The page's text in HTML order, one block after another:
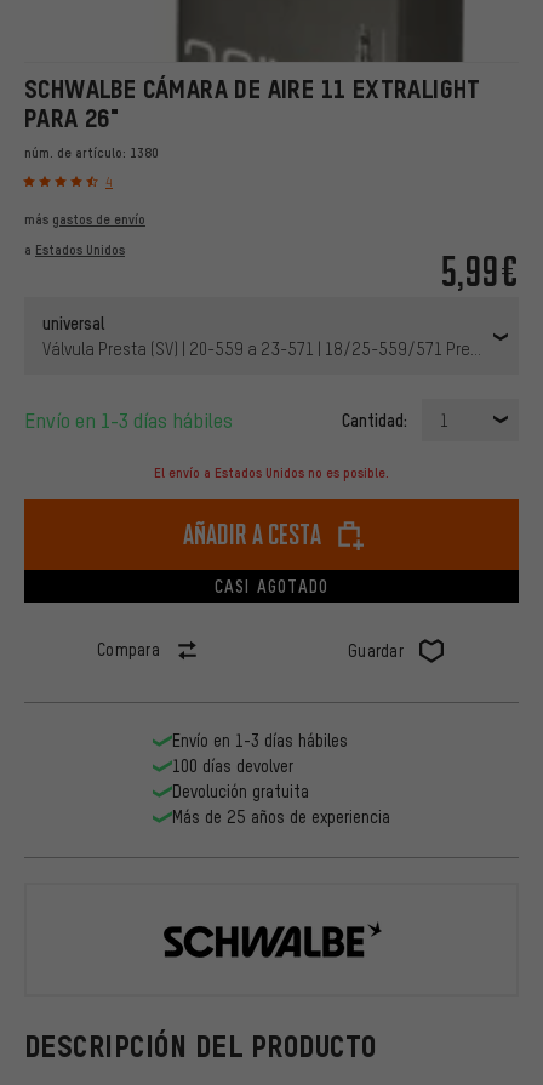
SCHWALBE CÁMARA DE AIRE 11 EXTRALIGHT
PARA 26"
núm. de artículo: 1380
4
5,99€
más gastos de envío
a Estados Unidos
universal
Válvula Presta (SV) | 20-559 a 23-571 | 18/25-559/571 Presta 40
Envío en 1-3 días hábiles Cantidad: 1
El envío a Estados Unidos no es posible.
Añadir a cesta
CASI AGOTADO
Compara Guardar
DESCRIPCIÓN DEL PRODUCTO
Envío en 1-3 días hábiles
100 días devolver
Devolución gratuita
Más de 25 años de experiencia